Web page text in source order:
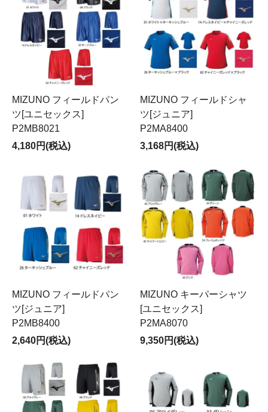
MIZUNO フィールドパン
ツ[ユニセックス]
P2MB8021
4,180円(税込)
MIZUNO フィールドシャ
ツ[ジュニア]
P2MA8400
3,168円(税込)
MIZUNO フィールドパン
ツ[ジュニア]
P2MB8400
2,640円(税込)
MIZUNO キーパーシャツ
[ユニセックス]
P2MA8070
9,350円(税込)